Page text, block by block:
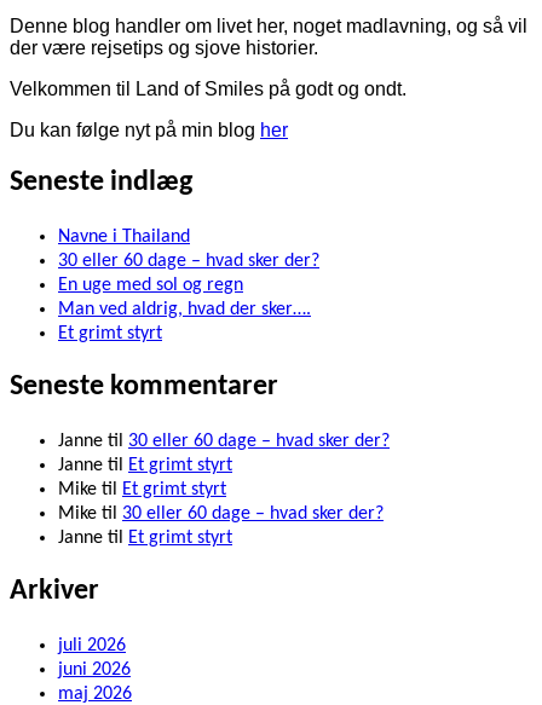
Denne blog handler om livet her, noget madlavning, og så vil
der være rejsetips og sjove historier.
Velkommen til Land of Smiles på godt og ondt.
Du kan følge nyt på min blog her
Seneste indlæg
Navne i Thailand
30 eller 60 dage – hvad sker der?
En uge med sol og regn
Man ved aldrig, hvad der sker….
Et grimt styrt
Seneste kommentarer
Janne til 30 eller 60 dage – hvad sker der?
Janne til
Et grimt styrt
Mike til
Et grimt styrt
Mike til 30 eller 60 dage – hvad sker der?
Janne til Et grimt styrt
Arkiver
juli 2026
juni 2026
maj 2026